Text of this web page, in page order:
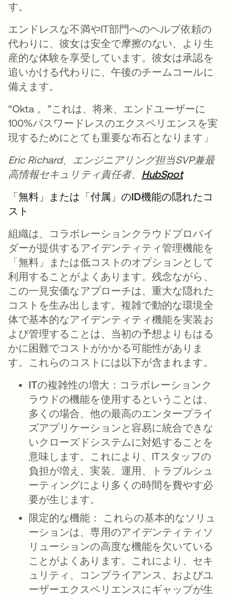
す。
エンドレスな不満やIT部門へのヘルプ依頼の
代わりに、彼女は安全で摩擦のない、より生
産的な体験を享受しています。彼女は承認を
追いかける代わりに、午後のチームコールに
備えます。
“Okta 。”これは、将来、エンドユーザーに
100%パスワードレスのエクスペリエンスを実
現するためにとても重要な布石となります」
Eric Richard、エンジニアリング担当SVP兼最
高情報セキュリティ責任者、 HubSpot新しいタ
「無料」または「付属」のID機能の隠れたコ
スト
組織は、コラボレーションクラウドプロバイ
ダーが提供するアイデンティティ管理機能を
「無料」または低コストのオプションとして
利用することがよくあります。残念ながら、
この一見安価なアプローチは、重大な隠れた
コストを生み出します。複雑で動的な環境全
体で基本的なアイデンティティ機能を実装お
よび管理することは、当初の予想よりもはる
かに困難でコストがかかる可能性がありま
す。これらのコストには以下が含まれます。
ITの複雑性の増大： コラボレーションク
ラウドの機能を使用するということは、
多くの場合、他の最高のエンタープライ
ズアプリケーションと容易に統合できな
いクローズドシステムに対処することを
意味します。これにより、ITスタッフの
負担が増え、実装、運用、トラブルシュ
ーティングにより多くの時間を費やす必
要が生じます。
限定的な機能：
これらの基本的なソリュ
ーションは、専用のアイデンティティソ
リューションの高度な機能を欠いている
ことがよくあります。これにより、セキ
ュリティ、コンプライアンス、およびユ
ーザーエクスペリエンスにギャップが生